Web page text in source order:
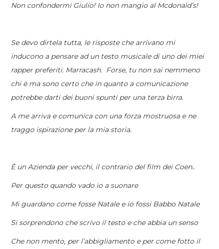
Non confondermi Giulio! Io non mangio al Mcdonald’s!
Se devo dirtela tutta, le risposte che arrivano mi
inducono a pensare ad un testo musicale di uno dei miei
rapper preferiti. Marracash. Forse, tu non sai nemmeno
chi è ma sono certo che in quanto a comunicazione
potrebbe darti dei buoni spunti per una terza birra.
A me arriva e comunica con una forza mostruosa e ne
traggo ispirazione per la mia storia.
È un Azienda per vecchi, il contrario del film dei Coen..
Per questo quando vado io a suonare
Mi guardano come fosse Natale e io fossi Babbo Natale
Si sorprendono che scrivo il testo e che abbia un senso
Che non mento, per l’abbigliamento e per come fotto il